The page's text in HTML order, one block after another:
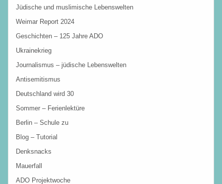
Jüdische und muslimische Lebenswelten
Weimar Report 2024
Geschichten – 125 Jahre ADO
Ukrainekrieg
Journalismus – jüdische Lebenswelten
Antisemitismus
Deutschland wird 30
Sommer – Ferienlektüre
Berlin – Schule zu
Blog – Tutorial
Denksnacks
Mauerfall
ADO Projektwoche